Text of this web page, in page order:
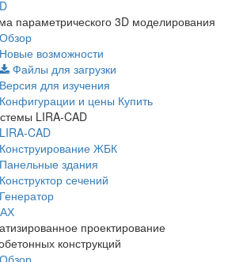
параметрического 3D моделирования
Обзор
Новые возможности
Файлы для загрузки
Версия для изучения
Конфигурации и цены Купить
LIRA-CAD
LIRA-CAD
Конструирование ЖБК
Панельные здания
Конструктор сечений
Генератор
проектирование
конструкций
Обзор